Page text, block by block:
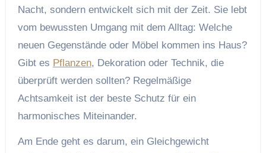
Nacht, sondern entwickelt sich mit der Zeit. Sie lebt
vom bewussten Umgang mit dem Alltag: Welche
neuen Gegenstände oder Möbel kommen ins Haus?
Gibt es Pflanzen, Dekoration oder Technik, die
überprüft werden sollten? Regelmäßige
Achtsamkeit ist der beste Schutz für ein
harmonisches Miteinander.
Am Ende geht es darum, ein Gleichgewicht